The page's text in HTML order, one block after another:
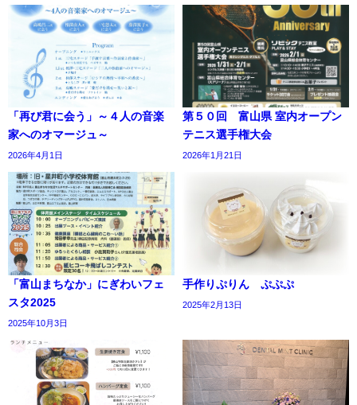
「再び君に会う」～４人の音楽
家へのオマージュ～
2026年4月1日
第５０回 富山県 室内オープン
テニス選手権大会
2026年1月21日
「富山まちなか」にぎわいフェ
スタ2025
2025年10月3日
手作りぷりん ぷぷぷ
2025年2月13日